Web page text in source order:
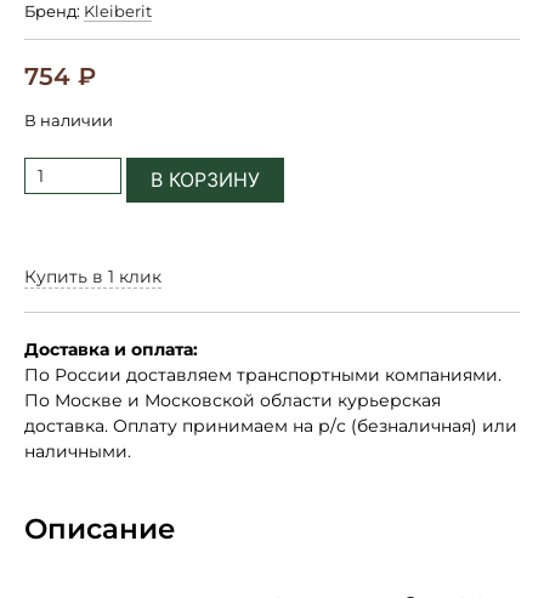
Бренд: Kleiberit
754 ₽
В наличии
В КОРЗИНУ
Купить в 1 клик
Доставка и оплата:
По России доставляем транспортными компаниями.
По Москве и Московской области курьерская
доставка. Оплату принимаем на р/с (безналичная) или
наличными.
Описание